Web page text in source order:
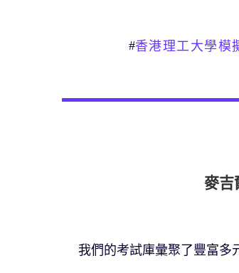
#香港理工大學模
麥吉
我們的考試庫彙聚了豐富